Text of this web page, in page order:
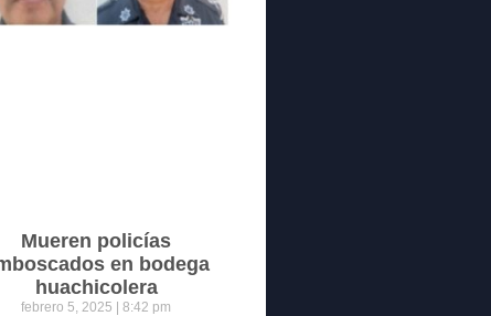
Mueren policías
en bodega
huachicolera
febrero 5, 2025 8:42 pm